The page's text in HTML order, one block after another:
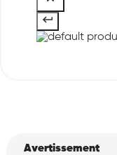
Avertissement